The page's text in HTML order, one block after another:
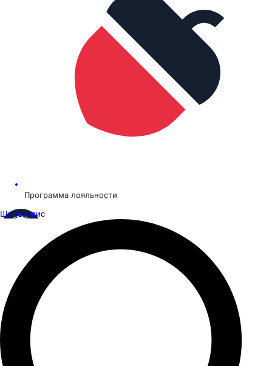
Программа лояльности
Шинсервис